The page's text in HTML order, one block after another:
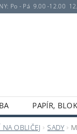
Po - Pá 9.00 -
PAPÍR,
OBLIČEJ SADY